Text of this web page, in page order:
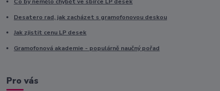
Co by nemělo chybět ve sbírce LP desek
Desatero rad, jak zacházet s gramofonovou deskou
Jak zjistit cenu LP desek
Gramofonová akademie - populárně naučný pořad
Pro vás